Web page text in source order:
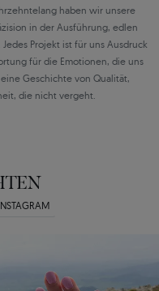
haben wir unsere
in der Ausführung, edlen
Projekt ist für uns Ausdruck
für die Emotionen, die uns
Geschichte von Qualität,
die nicht vergeht.